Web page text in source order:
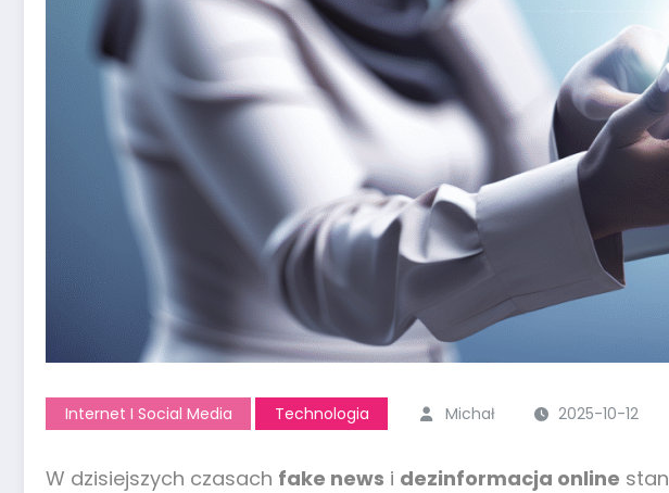
Internet I Social Media Technologia Michał 2025-10-12
W dzisiejszych czasach fake news i dezinformacja online